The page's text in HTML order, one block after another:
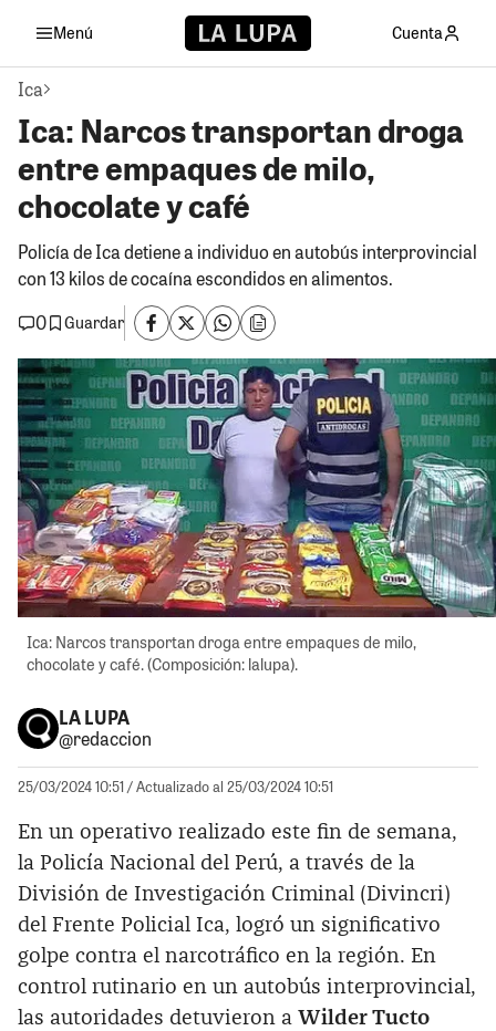
Menú Cuenta
Ica
Ica: Narcos transportan droga
entre empaques de milo,
chocolate y café
Policía de Ica detiene a individuo en autobús interprovincial
con 13 kilos de cocaína escondidos en alimentos.
0
Guardar
Ica: Narcos transportan droga entre empaques de milo,
chocolate y café. (Composición: lalupa).
LA LUPA
@redaccion
25/03/2024 10:51 / Actualizado al 25/03/2024 10:51
En un operativo realizado este fin de semana,
la Policía Nacional del Perú, a través de la
División de Investigación Criminal (Divincri)
del Frente Policial Ica, logró un significativo
golpe contra el narcotráfico en la región. En
control rutinario en un autobús interprovincial,
las autoridades detuvieron a Wilder Tucto